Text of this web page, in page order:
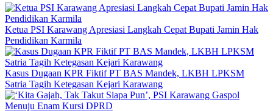
Ketua PSI Karawang Apresiasi Langkah Cepat Bupati Jamin Hak
Pendidikan Karmila
Kasus Dugaan KPR Fiktif PT BAS Mandek, LKBH LPKSM
Satria Tagih Ketegasan Kejari Karawang